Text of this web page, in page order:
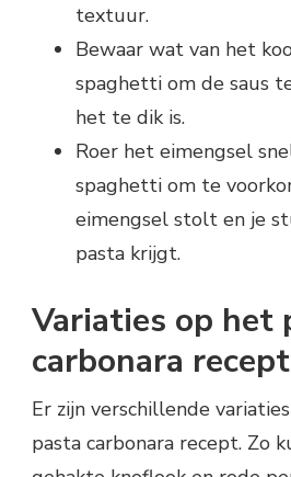
textuur.
Bewaar wat van het
spaghetti om de saus
het te dik is.
Roer het eimengsel
spaghetti om te
eimengsel stolt en je
pasta krijgt.
Variaties op het
carbonara recept
Er zijn verschillende
pasta carbonara recept. Zo